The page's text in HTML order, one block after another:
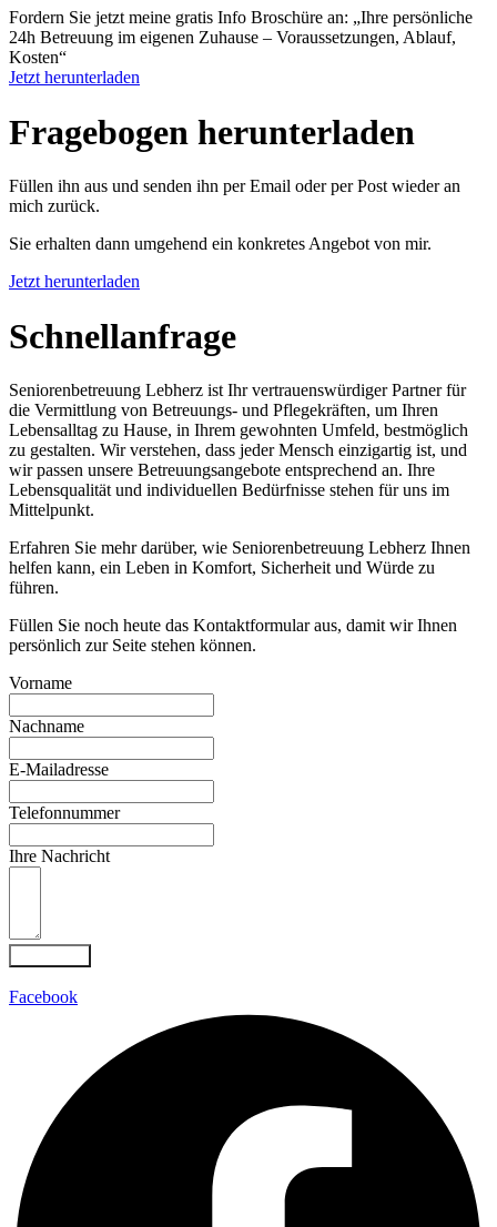
Fordern Sie jetzt meine gratis Info Broschüre an: „Ihre persönliche
24h Betreuung im eigenen Zuhause – Voraussetzungen, Ablauf,
Kosten“
Jetzt herunterladen
Fragebogen herunter­laden
Füllen ihn aus und senden ihn per Email oder per Post wieder an
mich zurück.
Sie erhalten dann umgehend ein konkretes Angebot von mir.
Jetzt herunterladen
Schnell­anfrage
Seniorenbetreuung Lebherz ist Ihr vertrauenswürdiger Partner für
die Vermittlung von Betreuungs- und Pflegekräften, um Ihren
Lebensalltag zu Hause, in Ihrem gewohnten Umfeld, bestmöglich
zu gestalten. Wir verstehen, dass jeder Mensch einzigartig ist, und
wir passen unsere Betreuungsangebote entsprechend an. Ihre
Lebensqualität und individuellen Bedürfnisse stehen für uns im
Mittelpunkt.
Erfahren Sie mehr darüber, wie Seniorenbetreuung Lebherz Ihnen
helfen kann, ein Leben in Komfort, Sicherheit und Würde zu
führen.
Füllen Sie noch heute das Kontaktformular aus, damit wir Ihnen
persönlich zur Seite stehen können.
Vorname
Nachname
E-Mailadresse
Telefonnummer
Ihre Nachricht
Facebook